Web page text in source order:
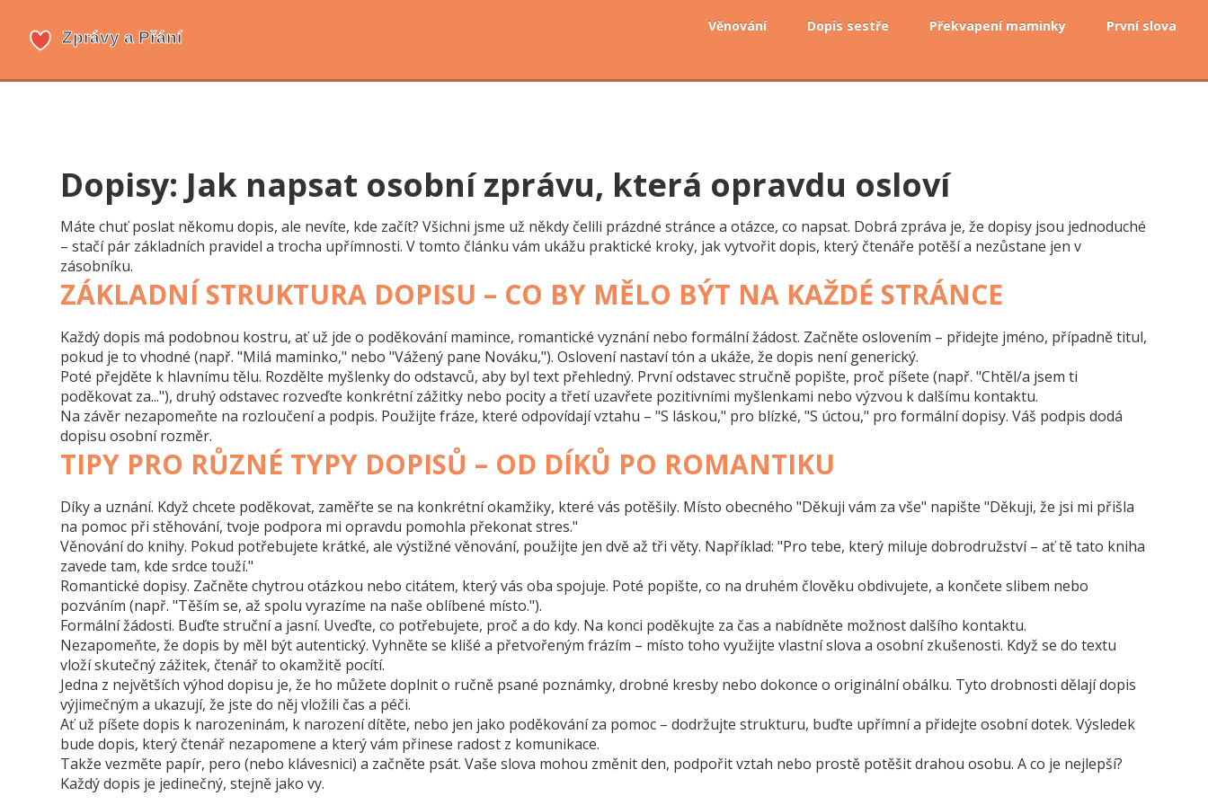
Věnování Dopis sestře Překvapení maminky První slova
Dopisy: Jak napsat osobní zprávu, která opravdu osloví
Máte chuť poslat někomu dopis, ale nevíte, kde začít? Všichni jsme už někdy čelili prázdné stránce a otázce, co napsat. Dobrá zpráva je, že dopisy jsou jednoduché
– stačí pár základních pravidel a trocha upřímnosti. V tomto článku vám ukážu praktické kroky, jak vytvořit dopis, který čtenáře potěší a nezůstane jen v
zásobníku.
ZÁKLADNÍ STRUKTURA DOPISU – CO BY MĚLO BÝT NA KAŽDÉ STRÁNCE
Každý dopis má podobnou kostru, ať už jde o poděkování mamince, romantické vyznání nebo formální žádost. Začněte oslovením – přidejte jméno, případně titul,
pokud je to vhodné (např. "Milá maminko," nebo "Vážený pane Nováku,"). Oslovení nastaví tón a ukáže, že dopis není generický.
Poté přejděte k hlavnímu tělu. Rozdělte myšlenky do odstavců, aby byl text přehledný. První odstavec stručně popište, proč píšete (např. "Chtěl/a jsem ti
poděkovat za..."), druhý odstavec rozveďte konkrétní zážitky nebo pocity a třetí uzavřete pozitivními myšlenkami nebo výzvou k dalšímu kontaktu.
Na závěr nezapomeňte na rozloučení a podpis. Použijte fráze, které odpovídají vztahu – "S láskou," pro blízké, "S úctou," pro formální dopisy. Váš podpis dodá
dopisu osobní rozměr.
TIPY PRO RŮZNÉ TYPY DOPISŮ – OD DÍKŮ PO ROMANTIKU
Díky a uznání. Když chcete poděkovat, zaměřte se na konkrétní okamžiky, které vás potěšily. Místo obecného "Děkuji vám za vše" napište "Děkuji, že jsi mi přišla
na pomoc při stěhování, tvoje podpora mi opravdu pomohla překonat stres."
Věnování do knihy. Pokud potřebujete krátké, ale výstižné věnování, použijte jen dvě až tři věty. Například: "Pro tebe, který miluje dobrodružství – ať tě tato kniha
zavede tam, kde srdce touží."
Romantické dopisy. Začněte chytrou otázkou nebo citátem, který vás oba spojuje. Poté popište, co na druhém člověku obdivujete, a končete slibem nebo
pozváním (např. "Těším se, až spolu vyrazíme na naše oblíbené místo.").
Formální žádosti. Buďte struční a jasní. Uveďte, co potřebujete, proč a do kdy. Na konci poděkujte za čas a nabídněte možnost dalšího kontaktu.
Nezapomeňte, že dopis by měl být autentický. Vyhněte se klišé a přetvořeným frázím – místo toho využijte vlastní slova a osobní zkušenosti. Když se do textu
vloží skutečný zážitek, čtenář to okamžitě pocítí.
Jedna z největších výhod dopisu je, že ho můžete doplnit o ručně psané poznámky, drobné kresby nebo dokonce o originální obálku. Tyto drobnosti dělají dopis
výjimečným a ukazují, že jste do něj vložili čas a péči.
Ať už píšete dopis k narozeninám, k narození dítěte, nebo jen jako poděkování za pomoc – dodržujte strukturu, buďte upřímní a přidejte osobní dotek. Výsledek
bude dopis, který čtenář nezapomene a který vám přinese radost z komunikace.
Takže vezměte papír, pero (nebo klávesnici) a začněte psát. Vaše slova mohou změnit den, podpořit vztah nebo prostě potěšit drahou osobu. A co je nejlepší?
Každý dopis je jedinečný, stejně jako vy.